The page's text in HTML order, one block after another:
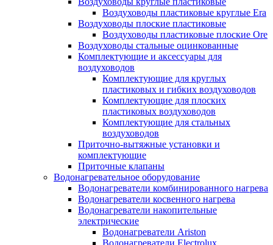
Воздуховоды пластиковые круглые Era
Воздуховоды плоские пластиковые
Воздуховоды пластиковые плоские Ore
Воздуховоды стальные оцинкованные
Комплектующие и аксессуары для
воздуховодов
Комплектующие для круглых
пластиковых и гибких воздуховодов
Комплектующие для плоских
пластиковых воздуховодов
Комплектующие для стальных
воздуховодов
Приточно-вытяжные установки и
комплектующие
Приточные клапаны
Водонагревательное оборудование
Водонагреватели комбинированного нагрева
Водонагреватели косвенного нагрева
Водонагреватели накопительные
электрические
Водонагреватели Ariston